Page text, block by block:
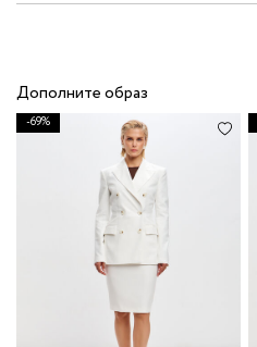
Дополните образ
-69%